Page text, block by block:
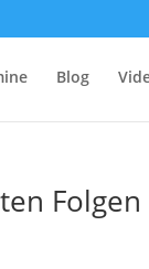
Blog
Folgen